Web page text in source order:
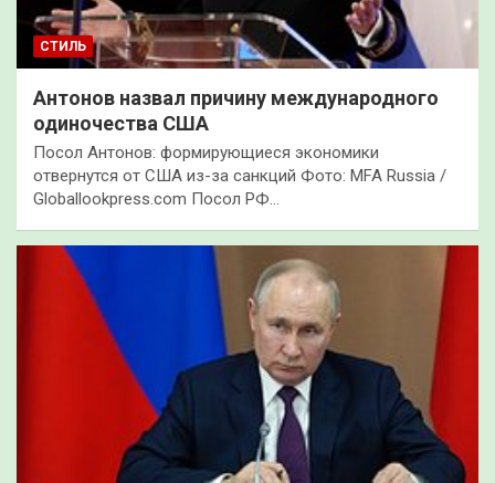
СТИЛЬ
Антонов назвал причину международного
одиночества США
Посол Антонов: формирующиеся экономики
отвернутся от США из-за санкций Фото: MFA Russia /
Globallookpress.com Посол РФ…